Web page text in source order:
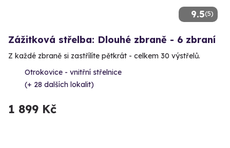
9.5(5)
Zážitková střelba: Dlouhé zbraně - 6 zbraní
Z každé zbraně si zastřílíte pětkrát - celkem 30 výstřelů.
Otrokovice - vnitřní střelnice
(+ 28 dalších lokalit)
1 899 Kč